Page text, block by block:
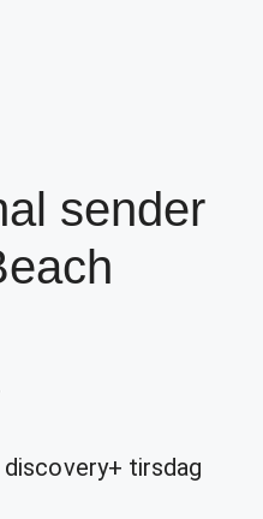
sender
tirsdag